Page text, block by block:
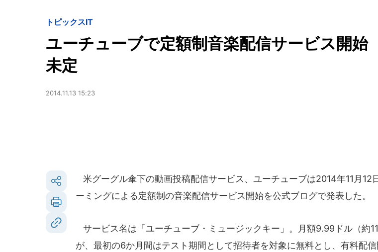
トピックスIT
ユーチューブで定額制音楽配信サービス開
未定
2014.11.13 15:23
米グーグル傘下の動画投稿配信サービス、ユーチューブは2014年11月12
ーミングによる定額制の音楽配信サービス開始を公式ブログで発表した。
サービス名は「ユーチューブ・ミュージックキー」。月額9.99ドル（約
が、最初の6か月間はテスト期間として招待者を対象に無料とし、有料配